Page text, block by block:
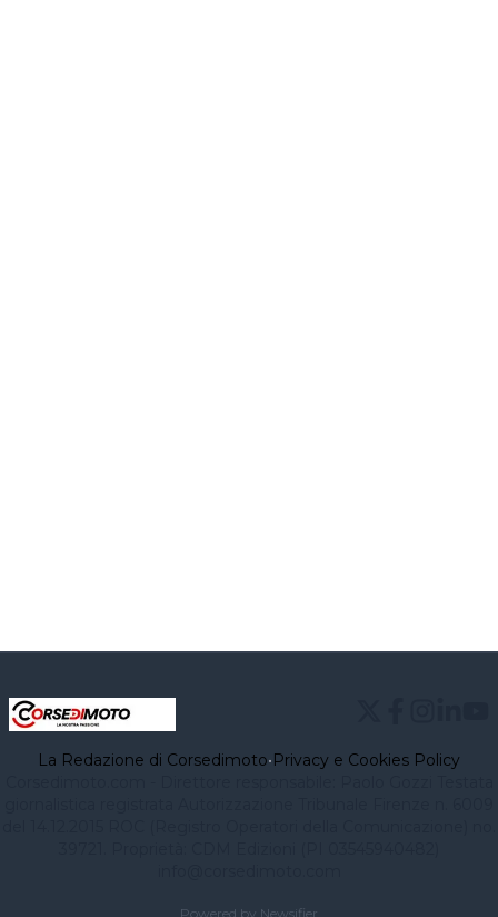
La Redazione di Corsedimoto•Privacy e Cookies Policy
Powered by Newsifier